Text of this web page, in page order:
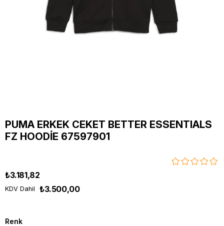
PUMA ERKEK CEKET BETTER ESSENTIALS
FZ HOODİE 67597901
₺3.181,82
KDV Dahil ₺3.500,00
Renk